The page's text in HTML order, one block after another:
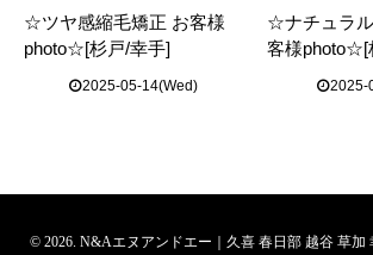
☆ツヤ感縮毛矯正 お客様
photo☆[杉戸/幸手]
2025-05-14(Wed)
☆ナチュラ
客様photo☆[
2025-
© 2026. N&Aエヌアンドエー｜久喜 春日部 越谷 草加